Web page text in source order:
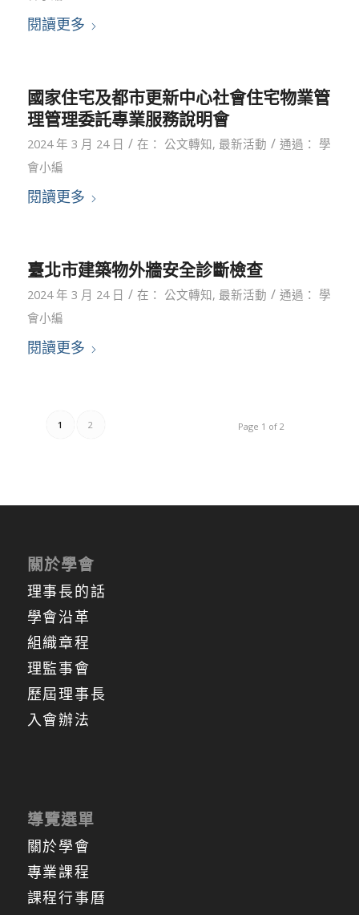
閱讀更多
國家住宅及都市更新中心社會住宅物業管
理管理委託專業服務說明會
2024 年 3 月 24 日 / 在： 公文轉知, 最新活動 / 通過： 學
會小編
閱讀更多
臺北市建築物外牆安全診斷檢查
2024 年 3 月 24 日 / 在： 公文轉知, 最新活動 / 通過： 學
會小編
閱讀更多
Page 1 of 2
1 2
關於學會
理事長的話
學會沿革
組織章程
理監事會
歷屆理事長
入會辦法
導覽選單
關於學會
專業課程
課程行事曆